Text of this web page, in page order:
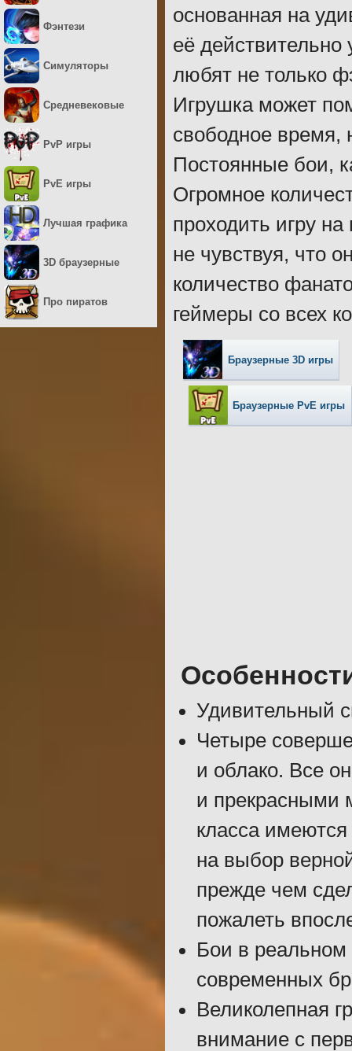
основанная на
её
любят не только
Игрушка может
свободное время,
Постоянные бои,
Огромное
проходить игру
не чувствуя, что
количество
геймеры со всех
Браузерные 3D игры
Браузерные PvE игры
Удивительный
Четыре
и облако. Все
и прекрасными
класса
на выбор
прежде чем
пожалеть
Бои в реальном
современных
Великолепная
внимание с
Фэнтези
Симуляторы
Средневековые
PvP игры
PvE игры
Лучшая графика
3D браузерные
Про пиратов